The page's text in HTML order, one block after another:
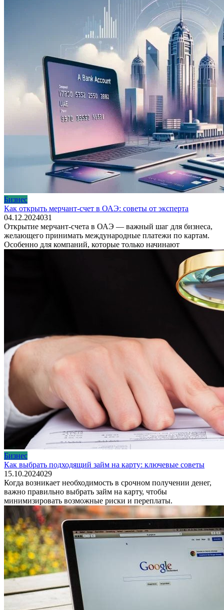
Бизнес
Как открыть мерчант-счет в ОАЭ: советы от эксперта
04.12.2024031
Открытие мерчант-счета в ОАЭ — важный шаг для бизнеса,
желающего принимать международные платежи по картам.
Особенно для компаний, которые только начинают
Бизнес
Как выбрать подходящий займ на карту: ключевые советы
15.10.2024029
Когда возникает необходимость в срочном получении денег,
важно правильно выбрать займ на карту, чтобы
минимизировать возможные риски и переплаты.